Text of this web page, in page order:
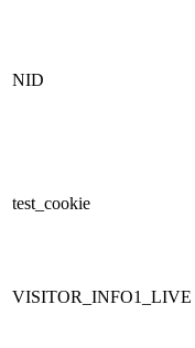
NID
test_cookie
VISITOR_INFO1_LIVE